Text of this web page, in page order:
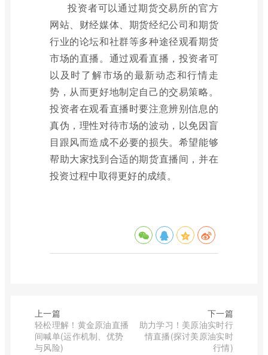
投资者可以通过期货交易所的官方
网站、财经媒体、期货经纪公司和期货
行业的论坛和社群等多种途径观看期货
市场的直播。通过观看直播，投资者可
以及时了解市场的最新动态和行情走
势，从而更好地制定自己的交易策略。
投资者在观看直播时要注意辨别信息的
真伪，理性对待市场的波动，以免因盲
目跟风而造成不必要的损失。希望能够
帮助大家找到合适的期货直播间，并在
投资过程中取得更好的成绩。
上一篇
轻松理解！黄金原油直播
间喊单(运作机制、优势
与风险)
下一篇
助力学习！美原油实时行
情直播(探讨美原油实时
行情)